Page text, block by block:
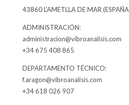
43860 L'AMETLLA DE MAR
​ADMINISTRACIÓN:
administracion@vibroanalisis.com
+34 675 408 865
DEPARTAMENTO TÉCNICO:
f.aragon@vibroanalisis.com
+34 618 026 907